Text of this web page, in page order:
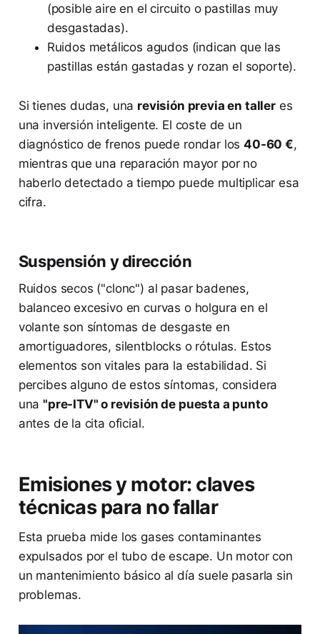
(posible aire en el circuito o pastillas muy
desgastadas).
Ruidos metálicos agudos (indican que las
pastillas están gastadas y rozan el soporte).
Si tienes dudas, una revisión previa en talleres
una inversión inteligente. El coste de un
diagnóstico de frenos puede rondar los40-60 €,
mientras que una reparación mayor por no
haberlo detectado a tiempo puede multiplicar esa
cifra.
Suspensión y dirección
Ruidos secos ("clonc") al pasar badenes,
balanceo excesivo en curvas o holgura en el
volante son síntomas de desgaste en
amortiguadores, silentblocks o rótulas. Estos
elementos son vitales para la estabilidad. Si
percibes alguno de estos síntomas, considera
una"pre-ITV" o revisión de puesta a punto
antes de la cita oficial.
Emisiones y motor: claves
técnicas para no fallar
Esta prueba mide los gases contaminantes
expulsados por el tubo de escape. Un motor con
un mantenimiento básico al día suele pasarla sin
problemas.